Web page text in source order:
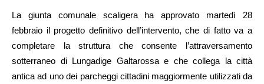
La giunta comunale scaligera ha approvato martedì 28
febbraio il progetto definitivo dell’intervento, che di fatto va a
completare la struttura che consente l’attraversamento
sotterraneo di Lungadige Galtarossa e che collega la città
antica ad uno dei parcheggi cittadini maggiormente utilizzati da